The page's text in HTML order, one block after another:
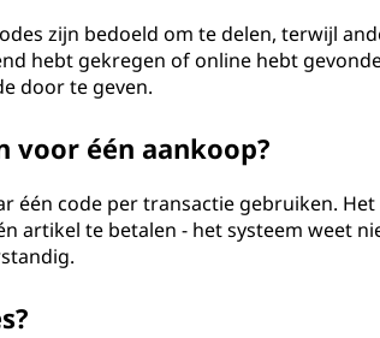
zijn bedoeld om te delen, terwijl
hebt gekregen of online hebt
door te geven.
voor één aankoop?
één code per transactie gebruiken. Het
artikel te betalen - het systeem weet